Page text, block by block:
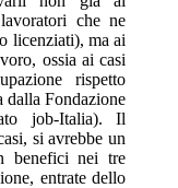
che ne
licenziati), ma ai
ossia ai casi
rispetto
dalla Fondazione
job-Italia). Il
si avrebbe un
benefici nei tre
entrate dello